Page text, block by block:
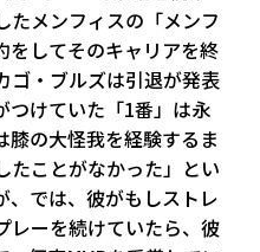
たメンフィスの「メンフ
をしてそのキャリアを終
ゴ・ブルズは引退が発表
つけていた「1番」は永
膝の大怪我を経験するま
たことがなかった」とい
、では、彼がもしストレ
レーを続けていたら、彼